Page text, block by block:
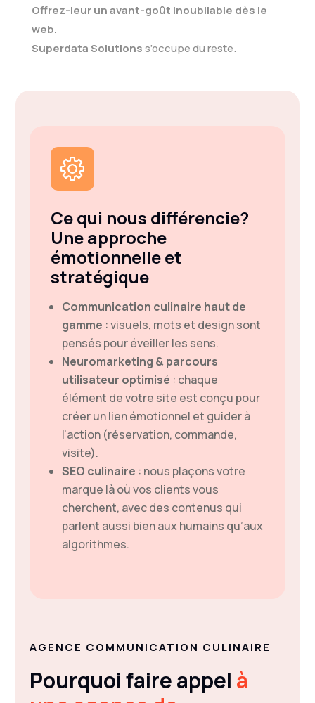
Offrez-leur un avant-goût inoubliable dès le
web.
Superdata Solutionss’occupe du reste.
Ce qui nous différencie?
Une approche
émotionnelle et
stratégique
Communication culinaire haut de
gamme : visuels, mots et design sont
pensés pour éveiller les sens.
Neuromarketing & parcours
utilisateur optimisé : chaque
élément de votre site est conçu pour
créer un lien émotionnel et guider à
l’action (réservation, commande,
visite).
SEO culinaire : nous plaçons votre
marque là où vos clients vous
cherchent, avec des contenus qui
parlent aussi bien aux humains qu’aux
algorithmes.
AGENCE COMMUNICATION CULINAIRE
Pourquoi faire appel à